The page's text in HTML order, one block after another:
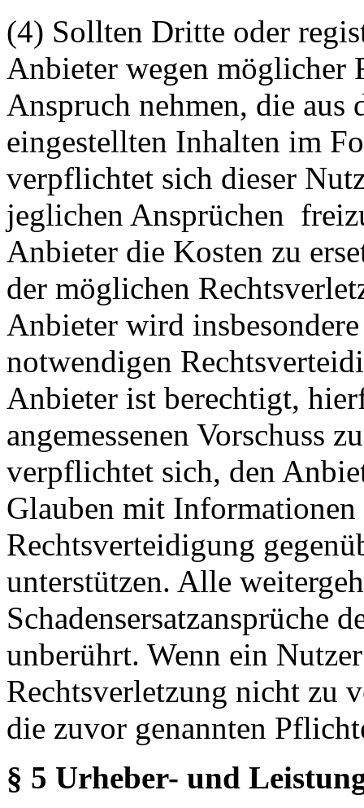
(4) Sollten Dritte oder
Anbieter wegen möglicher
Anspruch nehmen, die aus
eingestellten Inhalten im
verpflichtet sich dieser
jeglichen Ansprüchen
Anbieter die Kosten zu
der möglichen
Anbieter wird
notwendigen
Anbieter ist berechtigt,
angemessenen Vorschuss
verpflichtet sich, den
Glauben mit
Rechtsverteidigung
unterstützen. Alle
Schadensersatzansprüche
unberührt. Wenn ein
Rechtsverletzung nicht zu
die zuvor genannten
§ 5 Urheber- und